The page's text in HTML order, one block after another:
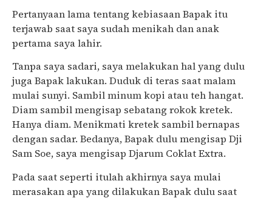
Pertanyaan lama tentang kebiasaan Bapak itu
terjawab saat saya sudah menikah dan anak
pertama saya lahir.
Tanpa saya sadari, saya melakukan hal yang dulu
juga Bapak lakukan. Duduk di teras saat malam
mulai sunyi. Sambil minum kopi atau teh hangat.
Diam sambil mengisap sebatang rokok kretek.
Hanya diam. Menikmati kretek sambil bernapas
dengan sadar. Bedanya, Bapak dulu mengisap Dji
Sam Soe, saya mengisap Djarum Coklat Extra.
Pada saat seperti itulah akhirnya saya mulai
merasakan apa yang dilakukan Bapak dulu saat